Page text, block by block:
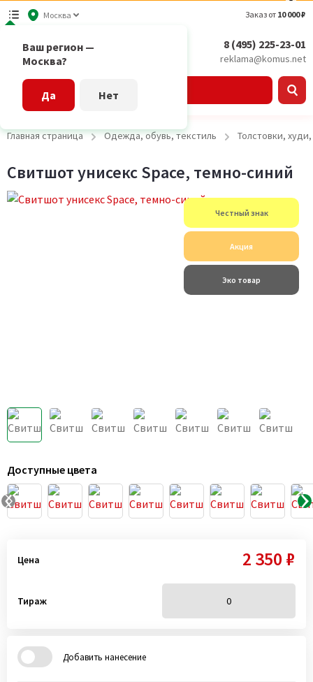
Москва
Ваш регион —
Москва?
Да Нет
Заказ от 10 000 ₽
8 (495) 225-23-01
reklama@komus.net
Главная страница Одежда, обувь, текстиль Толстовки,
Свитшот унисекс Space, темно-синий
Честный знак
Акция
Эко товар
Доступные цвета
Цена 2 350 ₽
Тираж
Добавить нанесение